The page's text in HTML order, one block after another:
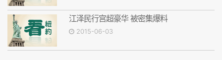
江泽民行宫超豪华 被密集爆料
2015-06-03